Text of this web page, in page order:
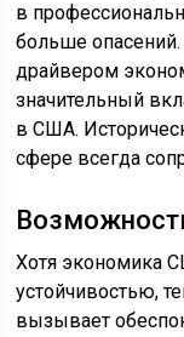
в
больше
драйвером
значительный
в США.
сфере всегда
Хотя экономика
устойчивостью,
вызывает